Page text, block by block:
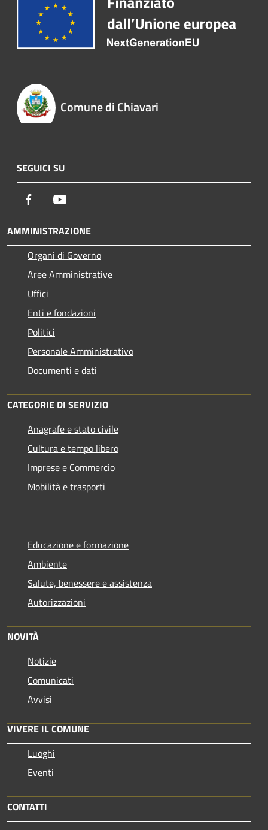
Comune di Chiavari
SEGUICI SU
Facebook
AMMINISTRAZIONE
Organi di Governo
Aree Amministrative
Uffici
Enti e fondazioni
Politici
Personale Amministrativo
Documenti e dati
CATEGORIE DI SERVIZIO
Anagrafe e stato civile
Cultura e tempo libero
Imprese e Commercio
Mobilità e trasporti
Educazione e formazione
Ambiente
Salute, benessere e assistenza
Autorizzazioni
NOVITÀ
Notizie
Comunicati
Avvisi
VIVERE IL COMUNE
Luoghi
Eventi
CONTATTI